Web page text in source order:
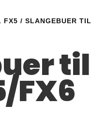
FX5 / SLANGEBUER TIL
til
FX6